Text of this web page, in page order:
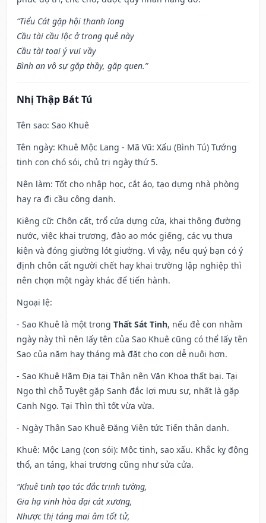
“Tiểu Cát gặp hội thanh long
Cầu tài cầu lộc ở trong quẻ này
Cầu tài toại ý vui vầy
Bình an vô sự gặp thầy, gặp quen.”
Nhị Thập Bát Tú
Tên sao: Sao Khuê
Tên ngày: Khuê Mộc Lang - Mã Vũ: Xấu (Bình Tú) Tướng
tinh con chó sói, chủ trị ngày thứ 5.
Nên làm: Tốt cho nhập học, cắt áo, tạo dựng nhà phòng
hay ra đi cầu công danh.
Kiêng cữ: Chôn cất, trổ cửa dựng cửa, khai thông đường
nước, việc khai trương, đào ao móc giếng, các vụ thưa
kiện và đóng giường lót giường. Vì vậy, nếu quý bạn có ý
định chôn cất người chết hay khai trường lập nghiệp thì
nên chọn một ngày khác để tiến hành.
Ngoại lệ:
- Sao Khuê là một trong Thất Sát Tinh, nếu đẻ con nhằm
ngày này thì nên lấy tên của Sao Khuê cũng có thể lấy tên
Sao của năm hay tháng mà đặt cho con dễ nuôi hơn.
- Sao Khuê Hãm Địa tại Thân nên Văn Khoa thất bại. Tại
Ngọ thì chỗ Tuyệt gặp Sanh đắc lợi mưu sự, nhất là gặp
Canh Ngọ. Tại Thìn thì tốt vừa vừa.
- Ngày Thân Sao Khuê Đăng Viên tức Tiến thân danh.
Khuê: Mộc Lang (con sói): Mộc tinh, sao xấu. Khắc kỵ động
thổ, an táng, khai trương cũng như sửa cửa.
“Khuê tinh tạo tác đắc trinh tường,
Gia hạ vinh hòa đại cát xương,
Nhược thị táng mai âm tốt tử,